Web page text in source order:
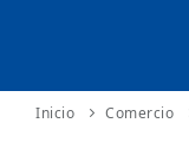
Inicio Comercio